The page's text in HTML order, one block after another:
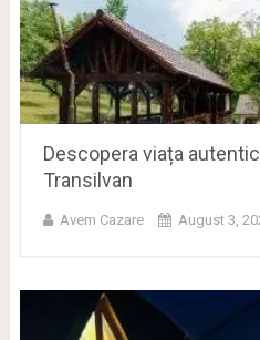
Descopera viața
Transilvan
Avem Cazare August 3,